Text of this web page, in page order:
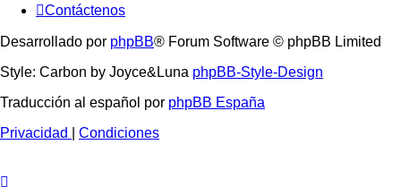
Contáctenos
Desarrollado por phpBB® Forum Software © phpBB Limited
Style: Carbon by Joyce&Luna phpBB-Style-Design
Traducción al español por phpBB España
Privacidad
Condiciones